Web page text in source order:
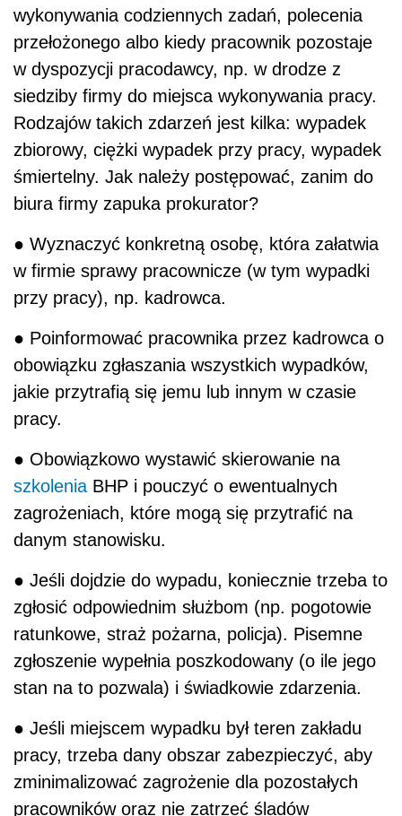
wykonywania codziennych zadań, polecenia
przełożonego albo kiedy pracownik pozostaje
w dyspozycji pracodawcy, np. w drodze z
siedziby firmy do miejsca wykonywania pracy.
Rodzajów takich zdarzeń jest kilka: wypadek
zbiorowy, ciężki wypadek przy pracy, wypadek
śmiertelny. Jak należy postępować, zanim do
biura firmy zapuka prokurator?
● Wyznaczyć konkretną osobę, która załatwia
w firmie sprawy pracownicze (w tym wypadki
przy pracy), np. kadrowca.
● Poinformować pracownika przez kadrowca o
obowiązku zgłaszania wszystkich wypadków,
jakie przytrafią się jemu lub innym w czasie
pracy.
● Obowiązkowo wystawić skierowanie na
szkolenia BHP i pouczyć o ewentualnych
zagrożeniach, które mogą się przytrafić na
danym stanowisku.
● Jeśli dojdzie do wypadu, koniecznie trzeba to
zgłosić odpowiednim służbom (np. pogotowie
ratunkowe, straż pożarna, policja). Pisemne
zgłoszenie wypełnia poszkodowany (o ile jego
stan na to pozwala) i świadkowie zdarzenia.
● Jeśli miejscem wypadku był teren zakładu
pracy, trzeba dany obszar zabezpieczyć, aby
zminimalizować zagrożenie dla pozostałych
pracowników oraz nie zatrzeć śladów